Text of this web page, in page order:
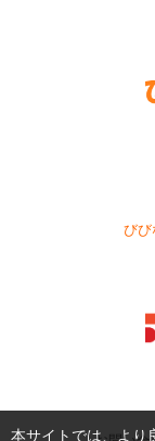
びび
本サイトでは、より